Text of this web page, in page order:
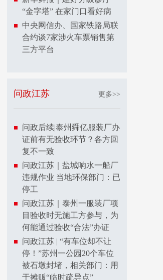
“金字塔” 在家门口看好病
中央网信办、国家铁路局联
合约谈7家涉火车票销售第
三方平台
问政江苏 更多>>
问政后续|泰州舜亿服装厂办
证前有无验收环节？各方回
复不一致
问政江苏｜盐城响水一船厂
违规作业 当地环保部门：已
停工
问政江苏｜泰州一服装厂项
目验收时无施工方参与，为
何能通过验收“合法”办证
问政江苏 | “有车位却不让
停！”苏州一公园20个车位
被石墩封堵，相关部门：用
于摊贩“临时疏导点”